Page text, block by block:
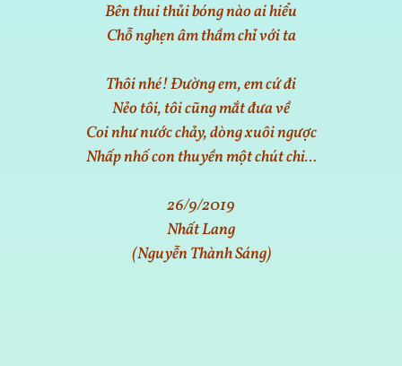
Bên thui thủi bóng nào ai hiểu
Chỗ nghẹn âm thầm chỉ với ta
Thôi nhé! Đường em, em cứ đi
Nẻo tôi, tôi cũng mắt đưa về
Coi như nước chảy, dòng xuôi ngược
Nhấp nhố con thuyền một chút chi…
26/9/2019
Nhất Lang
(Nguyễn Thành Sáng)